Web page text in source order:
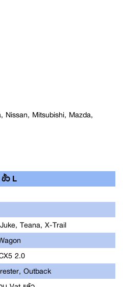
Nissan, Mitsubishi, Mazda,
ขั้ว L
Teana, X-Trail
2.0
Outback